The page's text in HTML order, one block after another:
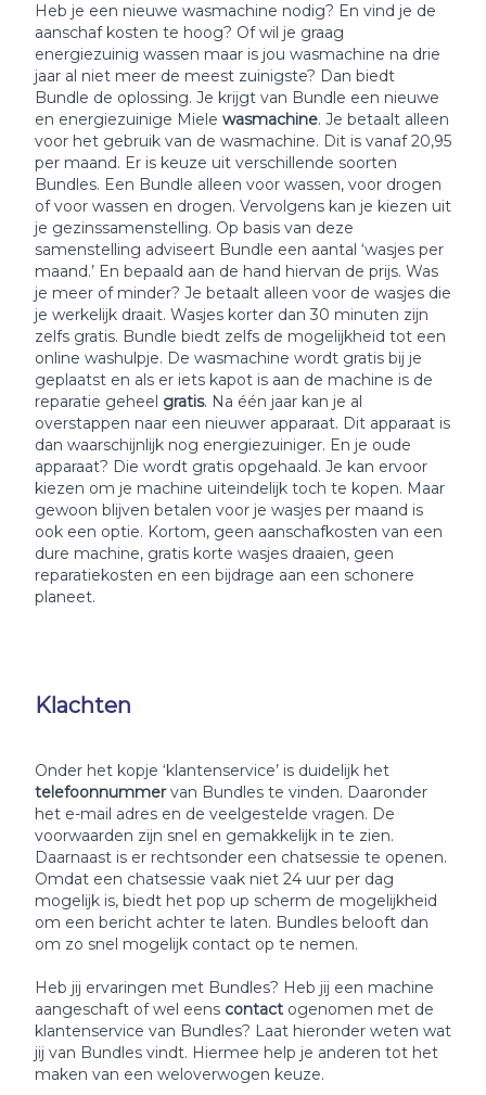
Heb je een nieuwe wasmachine nodig? En vind je de
aanschaf kosten te hoog? Of wil je graag
energiezuinig wassen maar is jou wasmachine na drie
jaar al niet meer de meest zuinigste? Dan biedt
Bundle de oplossing. Je krijgt van Bundle een nieuwe
en energiezuinige Miele wasmachine. Je betaalt alleen
voor het gebruik van de wasmachine. Dit is vanaf 20,95
per maand. Er is keuze uit verschillende soorten
Bundles. Een Bundle alleen voor wassen, voor drogen
of voor wassen en drogen. Vervolgens kan je kiezen uit
je gezinssamenstelling. Op basis van deze
samenstelling adviseert Bundle een aantal ‘wasjes per
maand.’ En bepaald aan de hand hiervan de prijs. Was
je meer of minder? Je betaalt alleen voor de wasjes die
je werkelijk draait. Wasjes korter dan 30 minuten zijn
zelfs gratis. Bundle biedt zelfs de mogelijkheid tot een
online washulpje. De wasmachine wordt gratis bij je
geplaatst en als er iets kapot is aan de machine is de
reparatie geheel gratis. Na één jaar kan je al
overstappen naar een nieuwer apparaat. Dit apparaat is
dan waarschijnlijk nog energiezuiniger. En je oude
apparaat? Die wordt gratis opgehaald. Je kan ervoor
kiezen om je machine uiteindelijk toch te kopen. Maar
gewoon blijven betalen voor je wasjes per maand is
ook een optie. Kortom, geen aanschafkosten van een
dure machine, gratis korte wasjes draaien, geen
reparatiekosten en een bijdrage aan een schonere
planeet.
Klachten
Onder het kopje ‘klantenservice’ is duidelijk het
telefoonnummervan Bundles te vinden. Daaronder
het e-mail adres en de veelgestelde vragen. De
voorwaarden zijn snel en gemakkelijk in te zien.
Daarnaast is er rechtsonder een chatsessie te openen.
Omdat een chatsessie vaak niet 24 uur per dag
mogelijk is, biedt het pop up scherm de mogelijkheid
om een bericht achter te laten. Bundles belooft dan
om zo snel mogelijk contact op te nemen.
Heb jij ervaringen met Bundles? Heb jij een machine
aangeschaft of wel eens contact ogenomen met de
klantenservice van Bundles? Laat hieronder weten wat
jij van Bundles vindt. Hiermee help je anderen tot het
maken van een weloverwogen keuze.